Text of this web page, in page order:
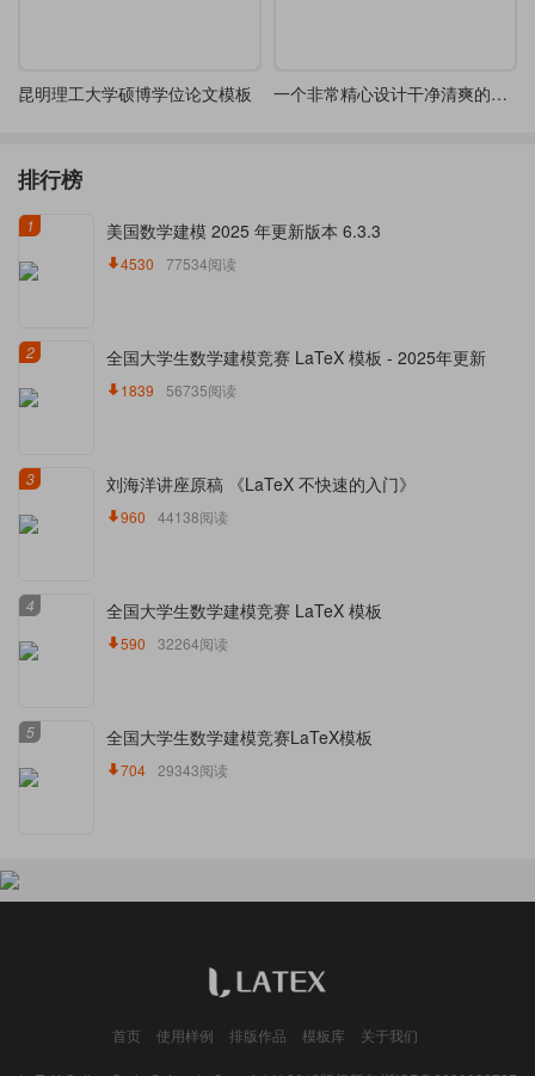
昆明理工大学硕博学位论文模板 一个非常精心设计干净清爽的毕业论文模版
排行榜
1 美国数学建模 2025 年更新版本 6.3.3
4530 77534阅读
2 全国大学生数学建模竞赛 LaTeX 模板 - 2025年更新
1839 56735阅读
3 刘海洋讲座原稿 《LaTeX 不快速的入门》
960 44138阅读
4 全国大学生数学建模竞赛 LaTeX 模板
590 32264阅读
5 全国大学生数学建模竞赛LaTeX模板
704 29343阅读
首页 使用样例 排版作品 模板库 关于我们